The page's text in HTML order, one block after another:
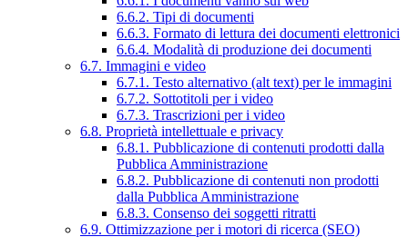
6.6.2. Tipi di documenti
6.6.3. Formato di lettura dei documenti elettronici
6.6.4. Modalità di produzione dei documenti
6.7. Immagini e video
6.7.1. Testo alternativo (alt text) per le immagini
6.7.2. Sottotitoli per i video
6.7.3. Trascrizioni per i video
6.8. Proprietà intellettuale e privacy
6.8.1. Pubblicazione di contenuti prodotti dalla
Pubblica Amministrazione
6.8.2. Pubblicazione di contenuti non prodotti
dalla Pubblica Amministrazione
6.8.3. Consenso dei soggetti ritratti
6.9. Ottimizzazione per i motori di ricerca (SEO)